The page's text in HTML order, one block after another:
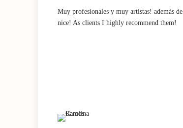
Muy profesionales y muy artistas! además
nice! As clients I highly recommend them!